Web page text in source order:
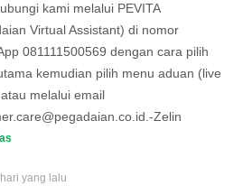
kami melalui PEVITA
Virtual Assistant) di nomor
081111500569 dengan cara pilih
kemudian pilih menu aduan (live
melalui email
Zelin
yang lalu